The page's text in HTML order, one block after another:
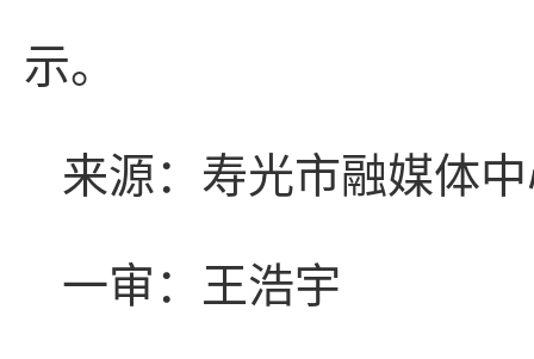
示。
来源：寿光市融媒体
一审：王浩宇